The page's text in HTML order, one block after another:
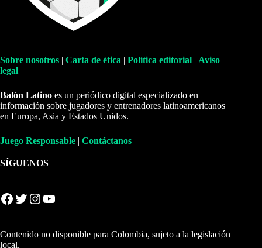
Sobre nosotros | Carta de ética | Política editorial | Aviso
legal
Balón Latino es un periódico digital especializado en
información sobre jugadores y entrenadores latinoamericanos
en Europa, Asia y Estados Unidos.
Juego Responsable | Contáctanos
SÍGUENOS
Facebook Twitter Instagram YouTube
Contenido no disponible para Colombia, sujeto a la legislación
local.